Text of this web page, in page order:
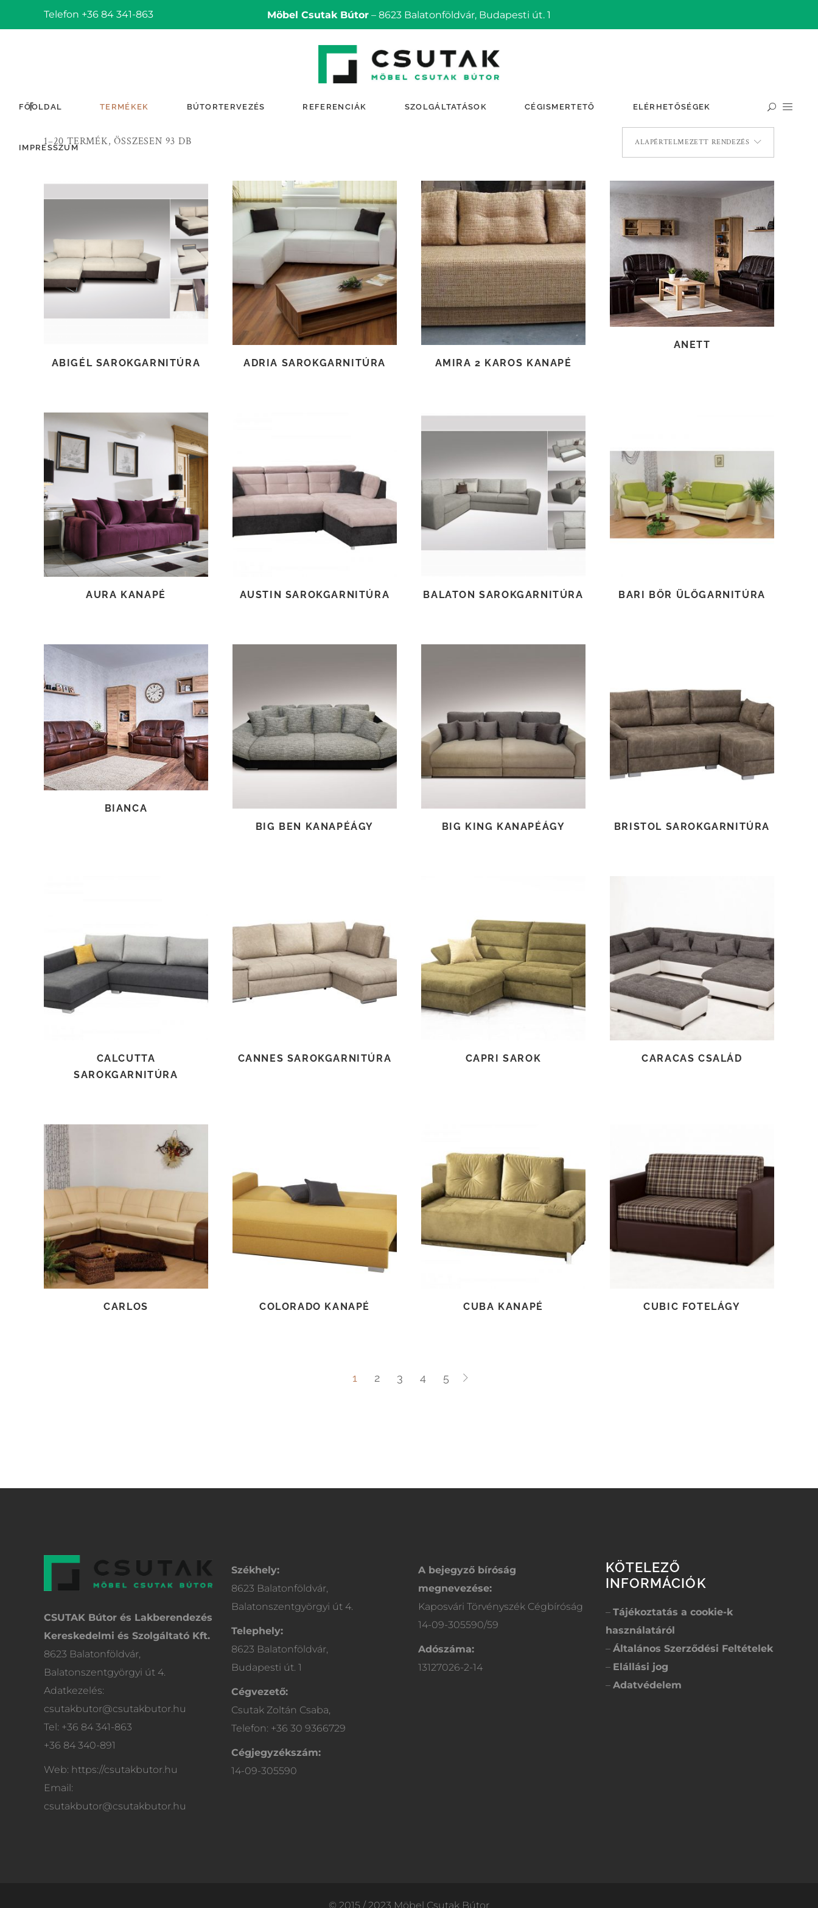
Telefon +36 84 341-863 Möbel Csutak Bútor – 8623 Balatonföldvár, Budapesti út. 1
FŐOLDAL TERMÉKEK BÚTORTERVEZÉS REFERENCIÁK SZOLGÁLTATÁSOK CÉGISMERTETŐ ELÉRHETŐSÉGEK
IMPRESSZUM
1–20 TERMÉK, ÖSSZESEN 93 DB ALAPÉRTELMEZETT RENDEZÉS
TOVÁBB OLVASOM
ABIGÉL SAROKGARNITÚRA
TOVÁBB OLVASOM
ADRIA SAROKGARNITÚRA
TOVÁBB OLVASOM
AMIRA 2 KAROS KANAPÉ
TOVÁBB OLVASOM
ANETT
TOVÁBB OLVASOM
AURA KANAPÉ
TOVÁBB OLVASOM
AUSTIN SAROKGARNITÚRA
TOVÁBB OLVASOM
BALATON SAROKGARNITÚRA
TOVÁBB OLVASOM
BARI BŐR ÜLŐGARNITÚRA
TOVÁBB OLVASOM
BIANCA
TOVÁBB OLVASOM
BIG BEN KANAPÉÁGY
TOVÁBB OLVASOM
BIG KING KANAPÉÁGY
TOVÁBB OLVASOM
BRISTOL SAROKGARNITÚRA
TOVÁBB OLVASOM
CALCUTTA
SAROKGARNITÚRA
TOVÁBB OLVASOM
CANNES SAROKGARNITÚRA
TOVÁBB OLVASOM
CAPRI SAROK
TOVÁBB OLVASOM
CARACAS CSALÁD
TOVÁBB OLVASOM
CARLOS
TOVÁBB OLVASOM
COLORADO KANAPÉ
TOVÁBB OLVASOM
CUBA KANAPÉ
TOVÁBB OLVASOM
CUBIC FOTELÁGY
1 2 3 4 5
CSUTAK Bútor és Lakberendezés
Kereskedelmi és Szolgáltató Kft.
8623 Balatonföldvár,
Balatonszentgyörgyi út 4.
Adatkezelés:
csutakbutor@csutakbutor.hu
Tel: +36 84 341-863
+36 84 340-891
Web: https://csutakbutor.hu
Email:
csutakbutor@csutakbutor.hu
Székhely:
8623 Balatonföldvár,
Balatonszentgyörgyi út 4.
Telephely:
8623 Balatonföldvár,
Budapesti út. 1
Cégvezető:
Csutak Zoltán Csaba,
Telefon: +36 30 9366729
Cégjegyzékszám:
14-09-305590
A bejegyző bíróság
megnevezése:
Kaposvári Törvényszék Cégbíróság
14-09-305590/59
Adószáma:
13127026-2-14
KÖTELEZŐ
INFORMÁCIÓK
– Tájékoztatás a cookie-k
használatáról
– Általános Szerződési Feltételek
– Elállási jog
– Adatvédelem
© 2015 / 2023 Möbel Csutak Bútor